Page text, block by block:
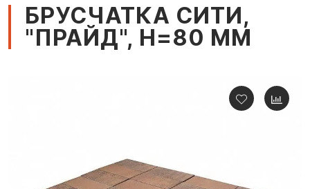
БРУСЧАТКА СИТИ,
"ПРАЙД", H=80 ММ